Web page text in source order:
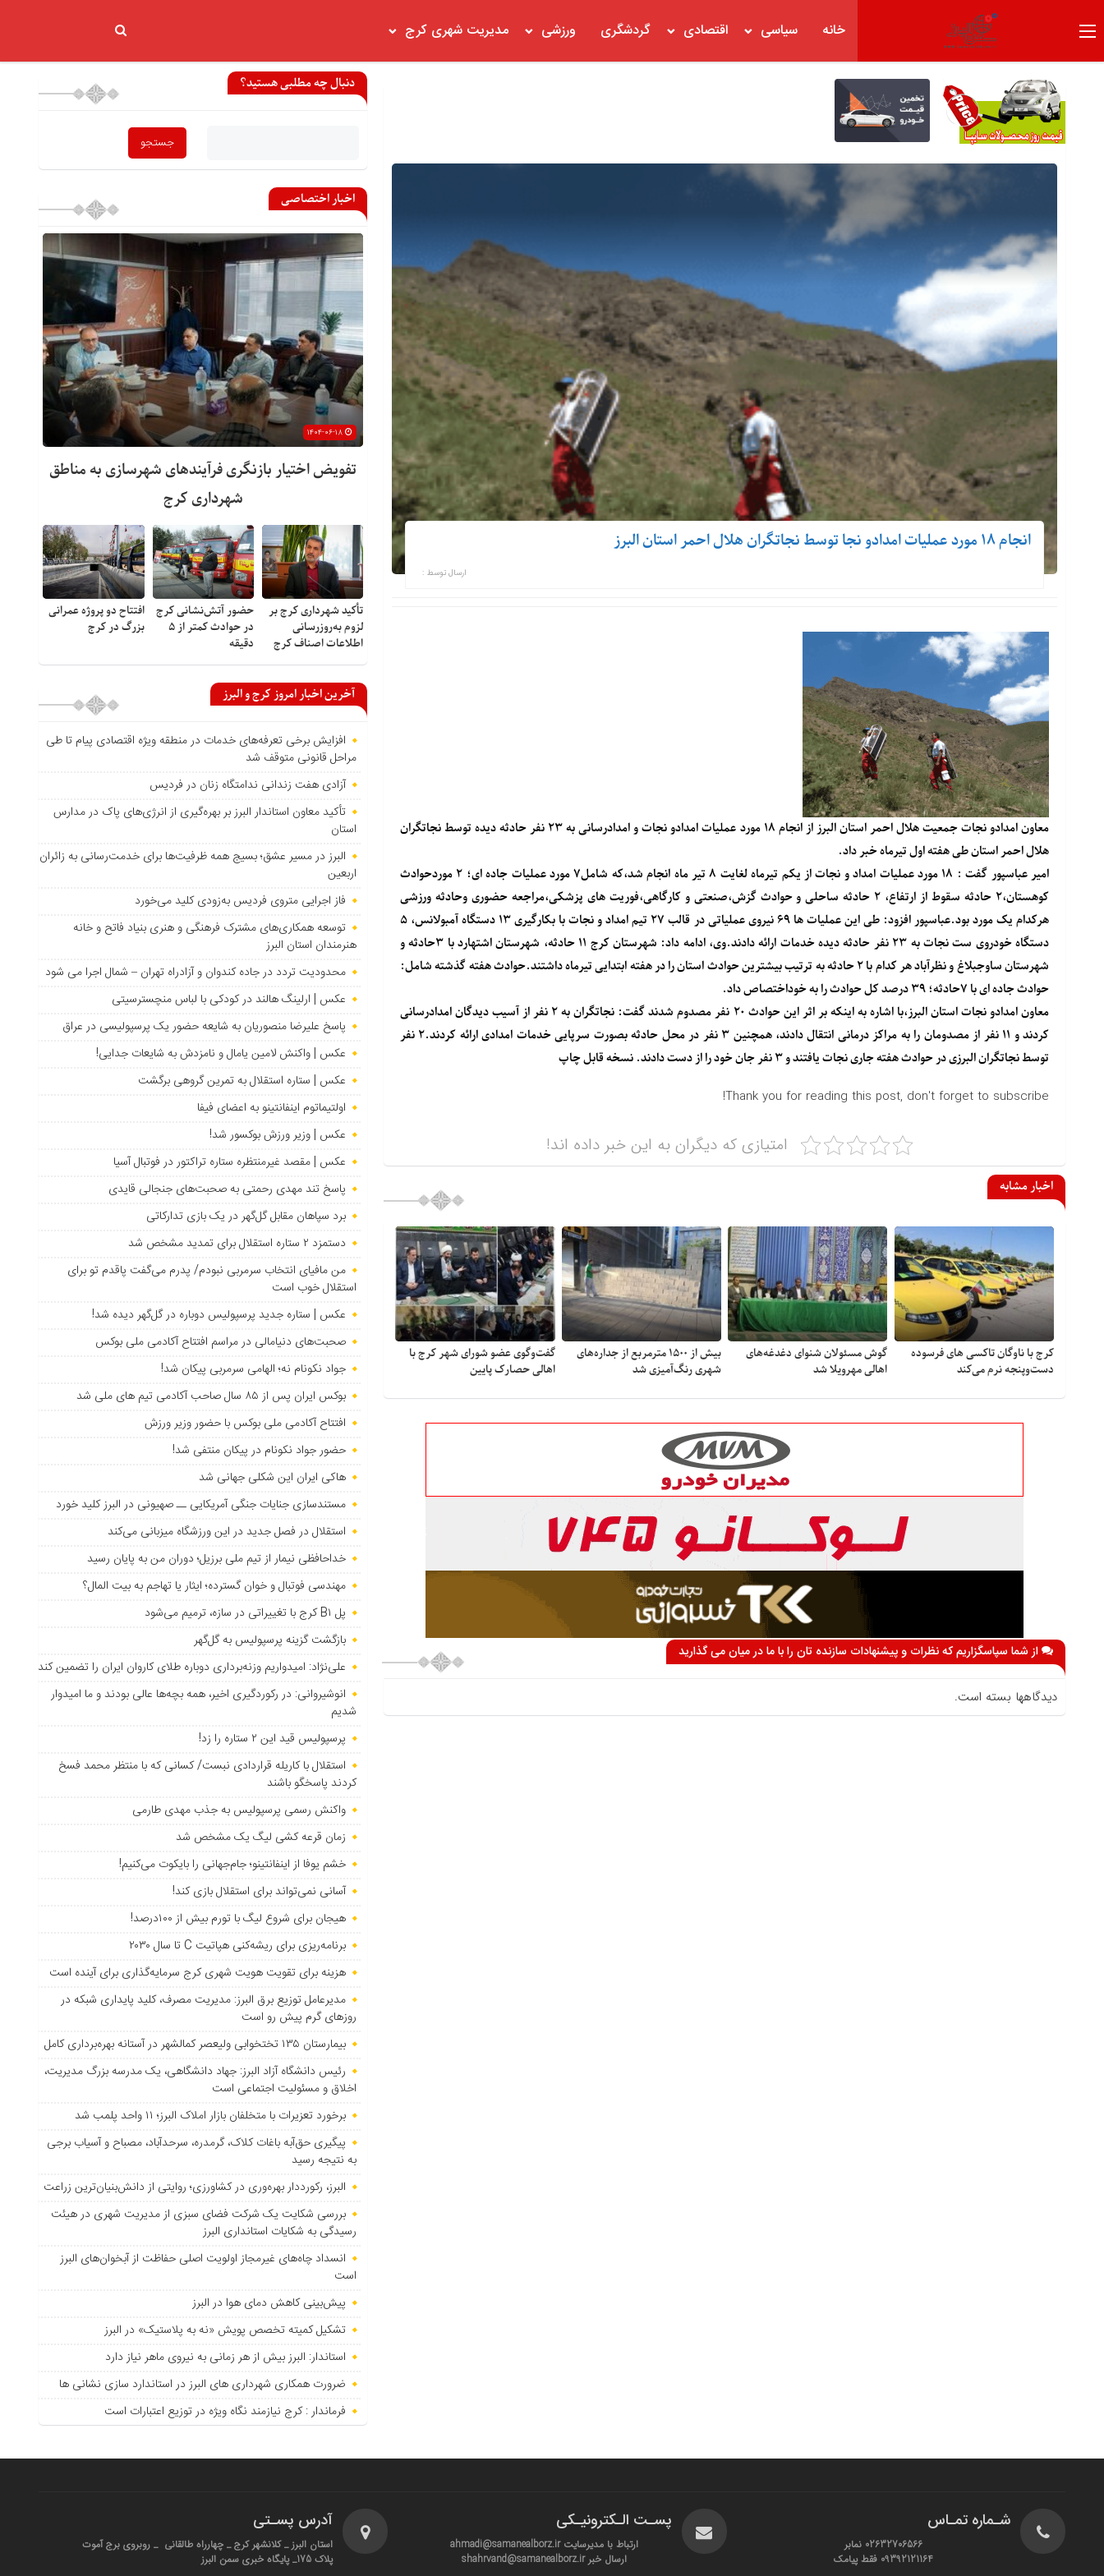
خانه سیاسی اقتصادی گردشگری ورزشی مدیریت شهری کرج
انجام ۱۸ مورد عملیات امدادو نجا توسط نجاتگران هلال احمر استان البرز
ارسال توسط :
معاون امدادو نجات جمعیت هلال احمر استان البرز از انجام ۱۸ مورد عملیات امدادو نجات و امدادرسانی به ۲۳ نفر حادثه دیده توسط نجاتگران
هلال احمر استان طی هفته اول تیرماه خبر داد.
امیر عباسپور گفت : ۱۸ مورد عملیات امداد و نجات از یکم تیرماه لغایت ۸ تیر ماه انجام شد،که شامل۷ مورد عملیات جاده ای؛ ۲ موردحوادث
کوهستان،۲ حادثه سقوط از ارتفاع، ۲ حادثه ساحلی و حوادث گزش،صنعتی و کارگاهی،فوریت های پزشکی،مراجعه حضوری وحادثه ورزشی
هرکدام یک مورد بود.عباسپور افزود: طی این عملیات ها ۶۹ نیروی عملیاتی در قالب ۲۷ تیم امداد و نجات با بکارگیری ۱۳ دستگاه آمبولانس، ۵
دستگاه خودروی ست نجات به ۲۳ نفر حادثه دیده خدمات ارائه دادند.وی، ادامه داد: شهرستان کرج ۱۱ حادثه، شهرستان اشتهارد با ۳حادثه و
شهرستان ساوجبلاغ و نظرآباد هر کدام با ۲ حادثه به ترتیب بیشترین حوادث استان را در هفته ابتدایی تیرماه داشتند.حوادث هفته گذشته شامل:
حوادث جاده ای با ۷حادثه؛ ۳۹ درصد کل حوادث را به خوداختصاص داد.
معاون امدادو نجات استان البرز،با اشاره به اینکه بر اثر این حوادث ۲۰ نفر مصدوم شدند گفت: نجاتگران به ۲ نفر از آسیب دیدگان امدادرسانی
کردند و ۱۱ نفر از مصدومان را به مراکز درمانی انتقال دادند، همچنین ۳ نفر در محل حادثه بصورت سرپایی خدمات امدادی ارائه کردند.۲ نفر
توسط نجاتگران البرزی در حوادث هفته جاری نجات یافتند و ۳ نفر جان خود را از دست دادند. نسخه قابل چاپ
Thank you for reading this post, don't forget to subscribe!
امتیازی که دیگران به این خبر داده اند!
اخبار مشابه
کرج با ناوگان تاکسی های فرسوده
دست‌وپنجه نرم می‌کند
گوش مسئولان شنوای دغدغه‎‌های
اهالی مهرویلا شد
بیش از ۱۵۰۰ مترمربع از جداره‌های
شهری رنگ‌آمیزی شد
گفت‌وگوی عضو شورای شهر کرج با
اهالی حصارک پایین
از شما سپاسگزاریم که نظرات و پیشنهادات سازنده تان را با ما در میان می گذارید
دیدگاهها بسته است.
دنبال چه مطلبی هستید؟
اخبار اختصاصی
تفویض اختیار بازنگری فرآیندهای شهرسازی به مناطق
شهرداری کرج
تأکید شهرداری کرج بر
لزوم به‌روزرسانی
اطلاعات اصناف کرج
حضور آتش‌نشانی کرج
در حوادث کمتر از ۵
دقیقه
افتتاح دو پروژه عمرانی
بزرگ در کرج
آخرین اخبار امروز کرج و البرز
افزایش برخی تعرفه‌های خدمات در منطقه ویژه اقتصادی پیام تا طی
مراحل قانونی متوقف شد
آزادی هفت زندانی ندامتگاه زنان در فردیس
تأکید معاون استاندار البرز بر بهره‌گیری از انرژی‌های پاک در مدارس
استان
البرز در مسیر عشق؛ بسیج همه ظرفیت‌ها برای خدمت‌رسانی به زائران
اربعین
فاز اجرایی متروی فردیس به‌زودی کلید می‌خورد
توسعه همکاری‌های مشترک فرهنگی و هنری بنیاد فاتح و خانه
هنرمندان استان البرز
محدودیت تردد در جاده کندوان و آزادراه تهران – شمال اجرا می شود
عکس | ارلینگ هالند در کودکی با لباس منچسترسیتی
پاسخ علیرضا منصوریان به شایعه حضور یک پرسپولیسی در عراق
عکس | واکنش لامین یامال و نامزدش به شایعات جدایی!
عکس | ستاره استقلال به تمرین گروهی برگشت
اولتیماتوم اینفانتینو به اعضای فیفا
عکس | وزیر ورزش بوکسور شد!
عکس | مقصد غیرمنتظره ستاره تراکتور در فوتبال آسیا
پاسخ تند مهدی رحمتی به صحبت‌های جنجالی قایدی
برد سپاهان مقابل گل‌گهر در یک بازی تدارکاتی
دستمزد ۲ ستاره استقلال برای تمدید مشخص شد
من مافیای انتخاب سرمربی نبودم/ پدرم می‌گفت پاقدم تو برای
استقلال خوب است
عکس | ستاره جدید پرسپولیس دوباره در گل‌گهر دیده شد!
صحبت‌های دنیامالی در مراسم افتتاح آکادمی ملی بوکس
جواد نکونام نه؛ الهامی سرمربی پیکان شد!
بوکس ایران پس از ۸۵ سال صاحب آکادمی تیم های ملی شد
افتتاح آکادمی ملی بوکس با حضور وزیر ورزش
حضور جواد نکونام در پیکان منتفی شد!
هاکی ایران این شکلی جهانی شد
مستندسازی جنایات جنگی آمریکایی ــ صهیونی در البرز کلید خورد
استقلال در فصل جدید در این ورزشگاه میزبانی می‌کند
خداحافظی نیمار از تیم ملی برزیل؛ دوران من به پایان رسید
مهندسی فوتبال و خوان گسترده؛ ایثار یا تهاجم به بیت المال؟
پل B۱ کرج با تغییراتی در سازه، ترمیم می‌شود
بازگشت گزینه پرسپولیس به ‌گل‌گهر
علی‌نژاد: امیدواریم وزنه‌برداری دوباره طلای کاروان ایران را تضمین کند
انوشیروانی: در رکوردگیری اخیر، همه بچه‌ها عالی بودند و ما امیدوار
شدیم
پرسپولیس قید این ۲ ستاره را زد!
استقلال با کاریله قراردادی نبست/ کسانی که با منتظر محمد فسخ
کردند پاسخگو باشند
واکنش رسمی پرسپولیس به جذب مهدی طارمی
زمان قرعه کشی لیگ یک مشخص شد
خشم یوفا از اینفانتینو؛ جام‌جهانی را بایکوت می‌کنیم!
آسانی نمی‌تواند برای استقلال بازی کند!
هیجان برای شروع لیگ با تورم بیش از ۱۰۰درصد!
برنامه‌ریزی برای ریشه‌کنی هپاتیت C تا سال ۲۰۳۰
هزینه برای تقویت هویت شهری کرج سرمایه‌گذاری برای آینده است
مدیرعامل توزیع برق البرز: مدیریت مصرف، کلید پایداری شبکه در
روزهای گرم پیش رو است
بیمارستان ۱۳۵ تختخوابی ولیعصر کمالشهر در آستانه بهره‌برداری کامل
رئیس دانشگاه آزاد البرز: جهاد دانشگاهی، یک مدرسه بزرگ مدیریت،
اخلاق و مسئولیت اجتماعی است
برخورد تعزیرات با متخلفان بازار املاک البرز؛ ۱۱ واحد پلمب شد
پیگیری حق‌آبه باغات کلاک، گرمدره، سرحدآباد، مصباح و آسیاب برجی
به نتیجه رسید
البرز، رکورددار بهره‌وری در کشاورزی؛ روایتی از دانش‌بنیان‌ترین زراعت
بررسی شکایت یک شرکت فضای سبزی از مدیریت شهری در هیئت
رسیدگی به شکایات استانداری البرز
انسداد چاه‌های غیرمجاز اولویت اصلی حفاظت از آبخوان‌های البرز
است
پیش‌بینی کاهش دمای هوا در البرز
تشکیل کمیته تخصص پویش «نه به پلاستیک» در البرز
استاندار: البرز بیش از هر زمانی به نیروی ماهر نیاز دارد
ضرورت همکاری شهرداری های البرز در استاندارد سازی نشانی ها
فرماندار : کرج نیازمند نگاه ویژه در توزیع اعتبارات است
شـماره تمـاس
02632706566 نمابر
09392121164 فقط پیامک
پسـت الـکترونیـکی
ارتباط با مدیرسایت ahmadi@samanealborz.ir
ارسال خبر shahrvand@samanealborz.ir
آدرس پسـتی
استان البرز _ کلانشهر کرج _ چهارراه طالقانی _ روبروی برج آموت
پلاک 175_ پایگاه خبری سمن البرز